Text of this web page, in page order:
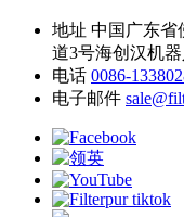
地址 中国广东省
道3号海创汉机
电话 0086-
电子邮件